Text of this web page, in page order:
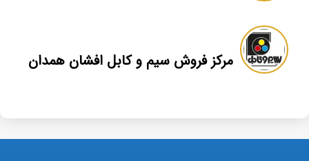
مرکز فروش سیم و کابل افشان همدان